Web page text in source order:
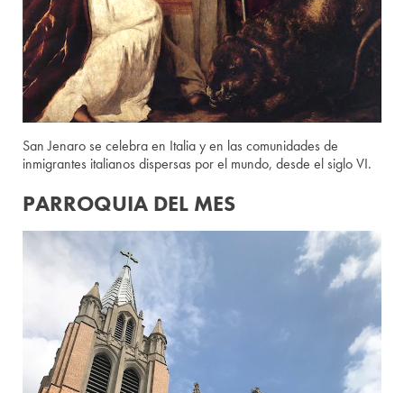
San Jenaro se celebra en Italia y en las comunidades de
inmigrantes italianos dispersas por el mundo, desde el siglo VI.
PARROQUIA DEL MES